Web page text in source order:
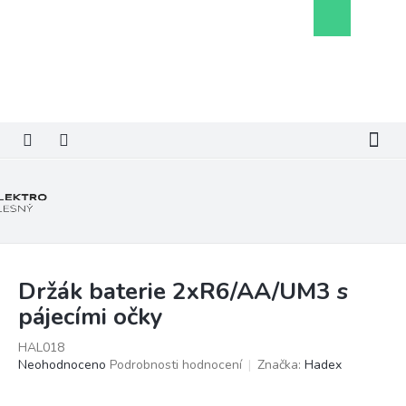
košík
Držák baterie 2xR6/AA/UM3 s
pájecími očky
HAL018
Průměrné
Neohodnoceno Podrobnosti hodnocení Značka: Hadex